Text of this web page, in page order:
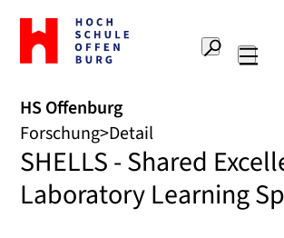
Zur
Startseite
Hochschule
Suche
HS Offenburg
Forschung Detail
SHELLS - Shared
Laboratory Learning